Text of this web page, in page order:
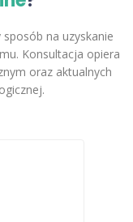
na uzyskanie
Konsultacja opiera
oraz aktualnych